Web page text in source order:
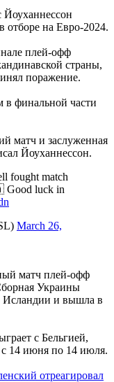
отборе на Евро-2024.
плей-офф
страны,
поражение.
в финальной части
матч и заслуженная
Йоуханнессон.
fought match
luck in
March 26,
матч плей-офф
Украины
Исландии и вышла в
с Бельгией,
14 июня по 14 июля.
отреагировал